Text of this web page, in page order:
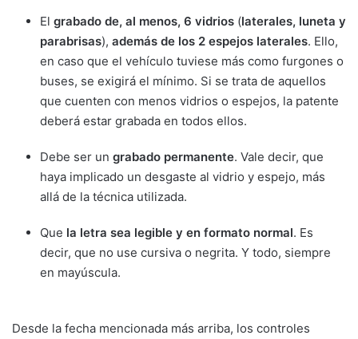
El grabado de, al menos, 6 vidrios (laterales, luneta y
parabrisas), además de los 2 espejos laterales. Ello,
en caso que el vehículo tuviese más como furgones o
buses, se exigirá el mínimo. Si se trata de aquellos
que cuenten con menos vidrios o espejos, la patente
deberá estar grabada en todos ellos.
Debe ser un grabado permanente. Vale decir, que
haya implicado un desgaste al vidrio y espejo, más
allá de la técnica utilizada.
Que la letra sea legible y en formato normal. Es
decir, que no use cursiva o negrita. Y todo, siempre
en mayúscula.
Desde la fecha mencionada más arriba, los controles